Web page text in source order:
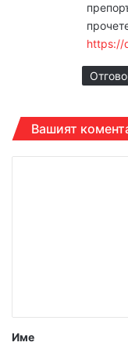
https://
Вашият
р
Име